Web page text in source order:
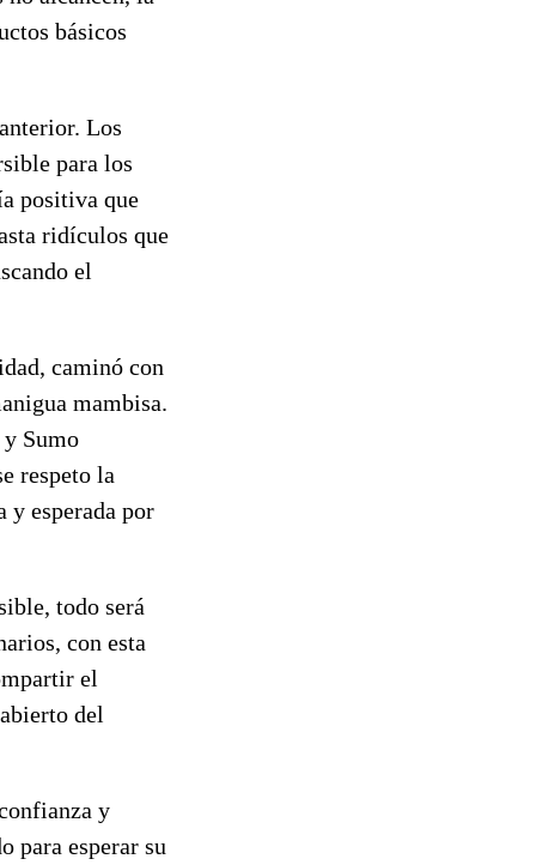
básicos
Los
para los
positiva que
ridículos que
el
caminó con
mambisa.
Sumo
respeto la
y esperada por
todo será
con esta
el
del
y
para esperar su